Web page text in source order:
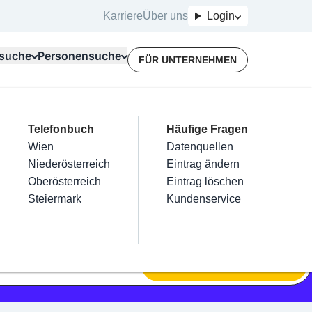
KarriereÜber uns Login
Kategorien
Friseur
Nägel
Haarentfernung
Make-Up
Für Unternehmer
Terminbuchung
Kostenlose Beratung
Top Branchen
Elektriker
Installateure
Maler & Lackierer
Branchen A-Z
Mein Firmeneintrag
Eintrag hinzufügen
Eintrag beanspruchen
Eintrag verwalten
Eintrag bewerben
Personensuche
Telefonbuch
Wien
Niederösterreich
Oberösterreich
Steiermark
Häufige Fragen
Datenquellen
Eintrag ändern
Eintrag löschen
Kundenservice
FÜR UNTERNEHMEN